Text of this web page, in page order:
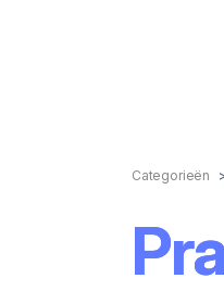
Categorieën